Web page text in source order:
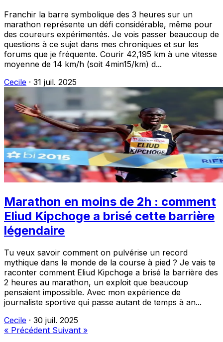
Franchir la barre symbolique des 3 heures sur un
marathon représente un défi considérable, même pour
des coureurs expérimentés. Je vois passer beaucoup de
questions à ce sujet dans mes chroniques et sur les
forums que je fréquente. Courir 42,195 km à une vitesse
moyenne de 14 km/h (soit 4min15/km) d...
Cecile · 31 juil. 2025
Marathon en moins de 2h : comment
Eliud Kipchoge a brisé cette barrière
légendaire
Tu veux savoir comment on pulvérise un record
mythique dans le monde de la course à pied ? Je vais te
raconter comment Eliud Kipchoge a brisé la barrière des
2 heures au marathon, un exploit que beaucoup
pensaient impossible. Avec mon expérience de
journaliste sportive qui passe autant de temps à an...
Cecile · 30 juil. 2025
« Précédent Suivant »